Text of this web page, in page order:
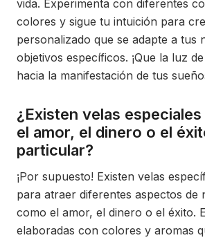
vida. Experimenta con diferentes
colores y sigue tu intuición para
personalizado que se adapte a tus
objetivos específicos. ¡Que la luz
hacia la manifestación de tus
¿Existen velas
el amor, el dinero o el
particular?
¡Por supuesto! Existen velas
para atraer diferentes aspectos de
como el amor, el dinero o el éxito.
elaboradas con colores y aromas